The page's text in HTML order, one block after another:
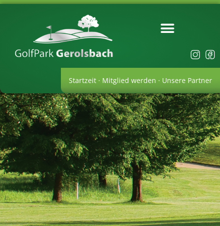
Startzeit · Mitglied werden · Unsere Partner